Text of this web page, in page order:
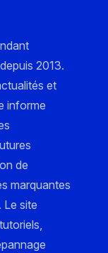
2013.
et
informe
de
marquantes
Le site